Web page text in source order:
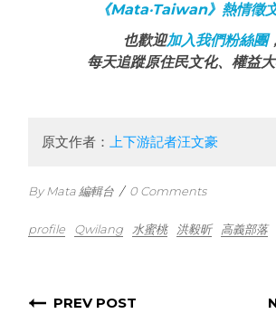
《Mata‧Taiwan》熱情徵
也歡迎加入我們粉絲團，
每天追蹤原住民文化、權益
原文作者：上下游記者汪文豪
By Mata 編輯台 / 0 Comments
profile Qwilang 水蜜桃 洪毅昕 高義部落
PREV POST